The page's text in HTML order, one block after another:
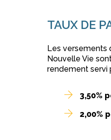
TAUX DE
Les versements
Nouvelle Vie
rendement servi
3,50%
2,00%